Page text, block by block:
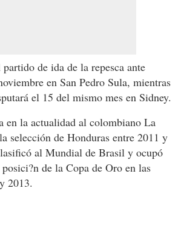
de ida de la repesca ante
en San Pedro Sula, mientras
el 15 del mismo mes en Sidney.
en la actualidad al colombiano La
selección de Honduras entre 2011 y
al Mundial de Brasil y ocupó
de la Copa de Oro en las
2013.